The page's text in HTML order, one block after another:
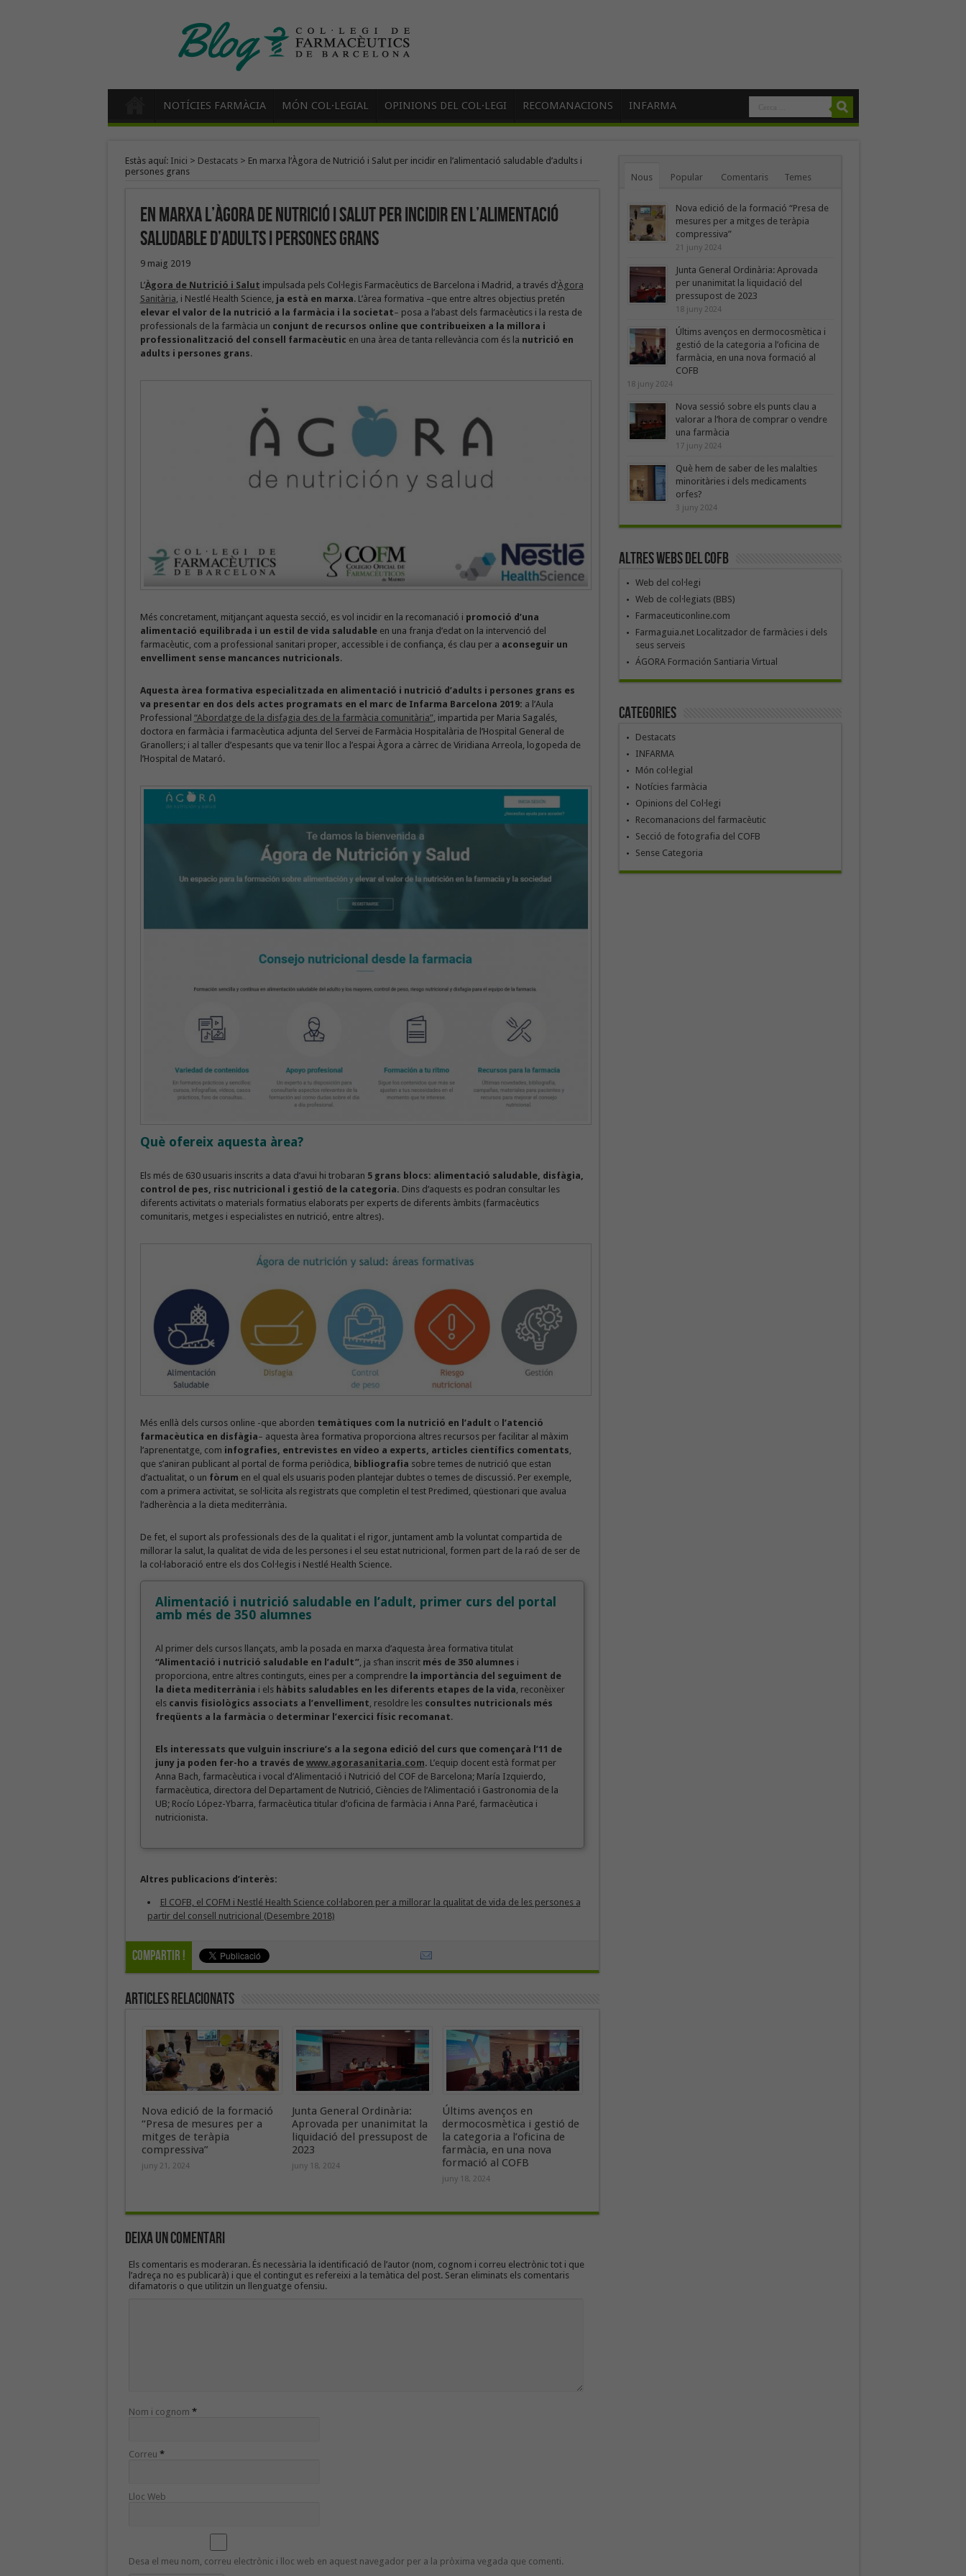
NOTÍCIES FARMÀCIA MÓN COL·LEGIAL OPINIONS DEL COL·LEGI RECOMANACIONS INFARMA
Estàs aquí: Inici > Destacats> En marxa l’Àgora de Nutrició i Salut per incidir en l’alimentació saludable d’adults i
persones grans
En marxa l’Àgora de Nutrició i Salut per incidir en l’alimentació
saludable d’adults i persones grans
9 maig 2019
L’Àgora de Nutrició i Salut impulsada pels Col·legis Farmacèutics de Barcelona i Madrid, a través d’Àgora
Sanitària, i Nestlé Health Science, ja està en marxa. L’àrea formativa –que entre altres objectius pretén
elevar el valor de la nutrició a la farmàcia i la societat– posa a l’abast dels farmacèutics i la resta de
professionals de la farmàcia un conjunt de recursos online que contribueixen a la millora i
professionalització del consell farmacèutic en una àrea de tanta rellevància com és la nutrició en
adults i persones grans.
Més concretament, mitjançant aquesta secció, es vol incidir en la recomanació i promoció d’una
alimentació equilibrada i un estil de vida saludableen una franja d’edat on la intervenció del
farmacèutic, com a professional sanitari proper, accessible i de confiança, és clau per a aconseguir un
envelliment sense mancances nutricionals.
Aquesta àrea formativa especialitzada en alimentació i nutrició d’adults i persones grans es
va presentar en dos dels actes programats en el marc de Infarma Barcelona 2019: a l’Aula
Professional “Abordatge de la disfagia des de la farmàcia comunitària”, impartida per Maria Sagalés,
doctora en farmàcia i farmacèutica adjunta del Servei de Farmàcia Hospitalària de l’Hospital General de
Granollers; i al taller d’espesants que va tenir lloc a l’espai Àgora a càrrec de Viridiana Arreola, logopeda de
l’Hospital de Mataró.
Què ofereix aquesta àrea?
Els més de 630 usuaris inscrits a data d’avui hi trobaran 5 grans blocs: alimentació saludable, disfàgia,
control de pes, risc nutricional i gestió de la categoria. Dins d’aquests es podran consultar les
diferents activitats o materials formatius elaborats per experts de diferents àmbits (farmacèutics
comunitaris, metges i especialistes en nutrició, entre altres).
Més enllà dels cursos online -que aborden temàtiques com la nutrició en l’adult o l’atenció
farmacèutica en disfàgia– aquesta àrea formativa proporciona altres recursos per facilitar al màxim
l’aprenentatge, com infografies, entrevistes en vídeo a experts, articles científics comentats,
que s’aniran publicant al portal de forma periòdica, bibliografia sobre temes de nutrició que estan
d’actualitat, o un fòrum en el qual els usuaris poden plantejar dubtes o temes de discussió. Per exemple,
com a primera activitat, se sol·licita als registrats que completin el test Predimed, qüestionari que avalua
l’adherència a la dieta mediterrània.
De fet, el suport als professionals des de la qualitat i el rigor, juntament amb la voluntat compartida de
millorar la salut, la qualitat de vida de les persones i el seu estat nutricional, formen part de la raó de ser de
la col·laboració entre els dos Col·legis i Nestlé Health Science.
Alimentació i nutrició saludable en l’adult, primer curs del portal
amb més de 350 alumnes
Al primer dels cursos llançats, amb la posada en marxa d’aquesta àrea formativa titulat
“Alimentació i nutrició saludable en l’adult”, ja s’han inscrit més de 350 alumnes i
proporciona, entre altres continguts, eines per a comprendre la importància del seguiment de
la dieta mediterrània i els hàbits saludables en les diferents etapes de la vida, reconèixer
els canvis fisiològics associats a l’envelliment, resoldre les consultes nutricionals més
freqüents a la farmàcia o determinar l’exercici físic recomanat.
Els interessats que vulguin inscriure’s a la segona edició del curs que començarà l’11 de
juny ja poden fer-ho a través de www.agorasanitaria.com. L’equip docent està format per
Anna Bach, farmacèutica i vocal d’Alimentació i Nutrició del COF de Barcelona; María Izquierdo,
farmacèutica, directora del Departament de Nutrició, Ciències de l’Alimentació i Gastronomia de la
UB; Rocío López-Ybarra, farmacèutica titular d’oficina de farmàcia i Anna Paré, farmacèutica i
nutricionista.
Altres publicacions d’interès:
El COFB, el COFM i Nestlé Health Science col·laboren per a millorar la qualitat de vida de les persones a
partir del consell nutricional (Desembre 2018)
Compartir !
Articles Relacionats
Nova edició de la formació
“Presa de mesures per a
mitges de teràpia
compressiva”
juny 21, 2024
Junta General Ordinària:
Aprovada per unanimitat la
liquidació del pressupost de
2023
juny 18, 2024
Últims avenços en
dermocosmètica i gestió de
la categoria a l’oficina de
farmàcia, en una nova
formació al COFB
juny 18, 2024
Deixa un Comentari
Els comentaris es moderaran. És necessària la identificació de l’autor (nom, cognom i correu electrònic tot i que
l’adreça no es publicarà) i que el contingut es refereixi a la temàtica del post. Seran eliminats els comentaris
difamatoris o que utilitzin un llenguatge ofensiu.
Nom i cognom *
Correu *
Lloc Web
Desa el meu nom, correu electrònic i lloc web en aquest navegador per a la pròxima vegada que comenti.
Nous Popular Comentaris Temes
Nova edició de la formació “Presa de
mesures per a mitges de teràpia
compressiva”
21 juny 2024
Junta General Ordinària: Aprovada
per unanimitat la liquidació del
pressupost de 2023
18 juny 2024
Últims avenços en dermocosmètica i
gestió de la categoria a l’oficina de
farmàcia, en una nova formació al
COFB
18 juny 2024
Nova sessió sobre els punts clau a
valorar a l’hora de comprar o vendre
una farmàcia
17 juny 2024
Què hem de saber de les malalties
minoritàries i dels medicaments
orfes?
3 juny 2024
Altres webs del COFB
Web del col·legi
Web de col·legiats (BBS)
Farmaceuticonline.com
Farmaguia.net Localitzador de farmàcies i dels
seus serveis
ÁGORA Formación Santiaria Virtual
Categories
Destacats
INFARMA
Món col·legial
Notícies farmàcia
Opinions del Col·legi
Recomanacions del farmacèutic
Secció de fotografia del COFB
Sense Categoria